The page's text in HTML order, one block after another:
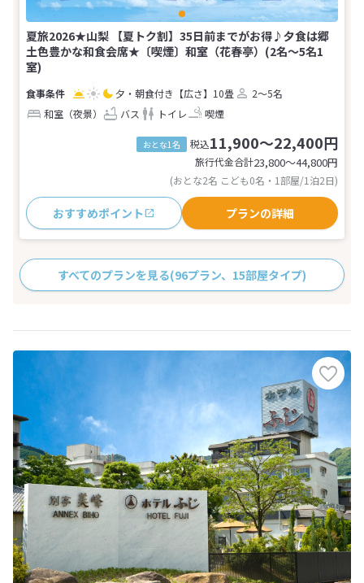
夏旅2026★山梨 【夏トク割】35日前までがお得♪夕食は郷
土色豊かな和食会席★〔喫煙〕和室（花春亭）(2名～5名1
室)
夕・朝食付き 【広さ】10畳
2～5名
和室（夜景）
バス トイレ 喫煙
おとな1名 税込11,900～22,400円
旅行代金合計23,800〜44,800円
(おとな2名 こども0名・1部屋/1泊2日)
おすすめポイント プランの詳細
すべてのプランを見る(96プラン、15部屋タイプ)